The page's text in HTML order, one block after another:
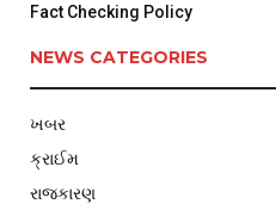
Fact Checking Policy
NEWS CATEGORIES
ખબર
ક્રાઈમ
રાજકારણ